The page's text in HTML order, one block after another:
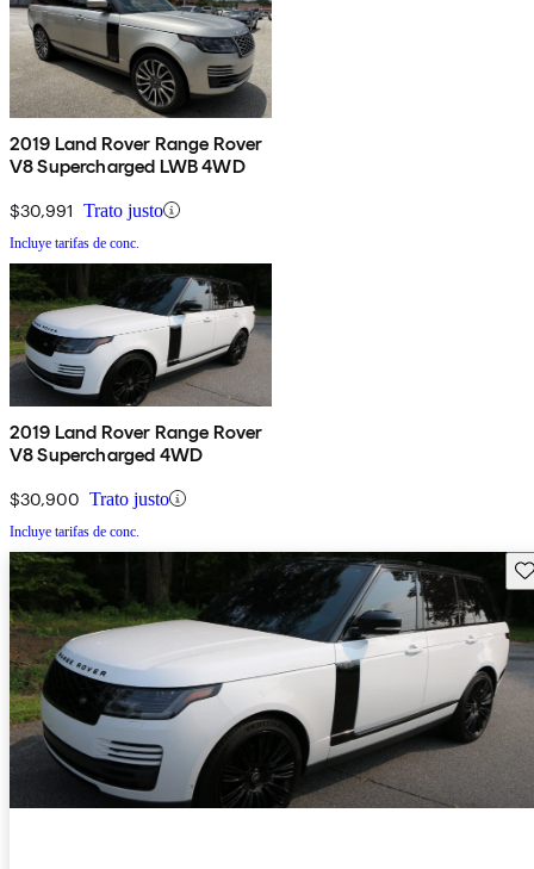
2019 Land Rover Range Rover
V8 Supercharged LWB 4WD
$30,991 Trato justo
Incluye tarifas de conc.
2019 Land Rover Range Rover
V8 Supercharged 4WD
$30,900 Trato justo
Incluye tarifas de conc.